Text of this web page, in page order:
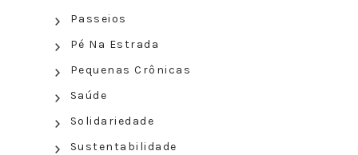
Passeios
Pé Na Estrada
Pequenas Crônicas
Saúde
Solidariedade
Sustentabilidade